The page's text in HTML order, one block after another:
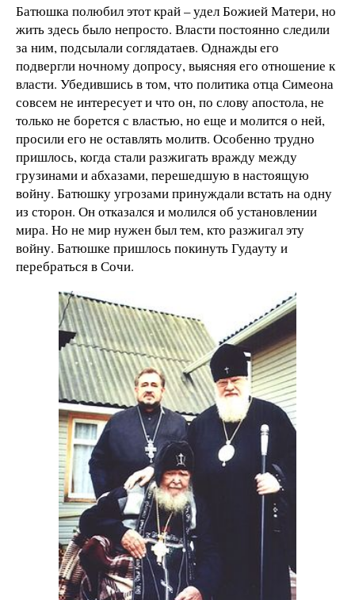
Батюшка полюбил этот край – удел Божией Матери, но
жить здесь было непросто. Власти постоянно следили
за ним, подсылали соглядатаев. Однажды его
подвергли ночному допросу, выясняя его отношение к
власти. Убедившись в том, что политика отца Симеона
совсем не интересует и что он, по слову апостола, не
только не борется с властью, но еще и молится о ней,
просили его не оставлять молитв. Особенно трудно
пришлось, когда стали разжигать вражду между
грузинами и абхазами, перешедшую в настоящую
войну. Батюшку угрозами принуждали встать на одну
из сторон. Он отказался и молился об установлении
мира. Но не мир нужен был тем, кто разжигал эту
войну. Батюшке пришлось покинуть Гудауту и
перебраться в Сочи.